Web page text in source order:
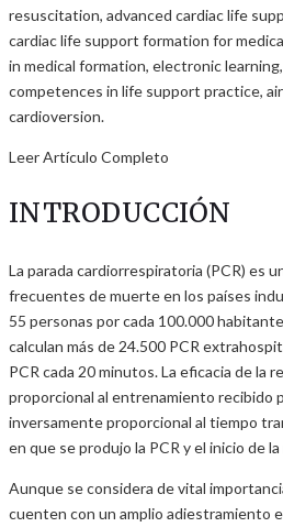
resuscitation, advanced cardiac life
cardiac life support formation for
in medical formation, electronic
competences in life support practice,
cardioversion.
Leer Artículo Completo
INTRODUCCIÓN
La parada cardiorrespiratoria (PCR) es
frecuentes de muerte en los países
55 personas por cada 100.000
calculan más de 24.500 PCR
PCR cada 20 minutos. La eficacia de la
proporcional al entrenamiento recibido
inversamente proporcional al tiempo
en que se produjo la PCR y el inicio de
Aunque se considera de vital
cuenten con un amplio adiestramiento